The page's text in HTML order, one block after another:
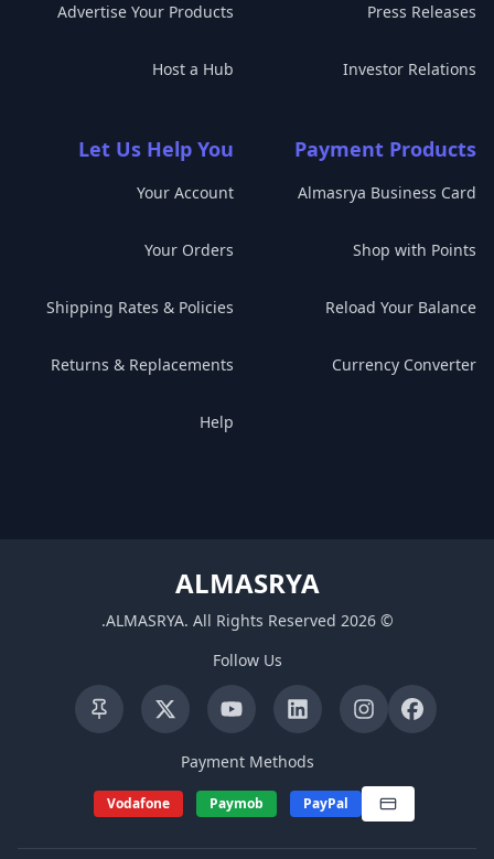
Press Releases
Investor Relations
Advertise Your Products
Host a Hub
Payment Products
Almasrya Business Card
Shop with Points
Reload Your Balance
Currency Converter
Let Us Help You
Your Account
Your Orders
Shipping Rates & Policies
Returns & Replacements
Help
ALMASRYA
©
2026
ALMASRYA. All Rights Reserved
.
Follow Us
Payment Methods
PayPal
Paymob
Vodafone